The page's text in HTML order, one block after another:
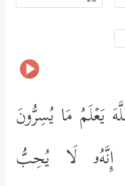
یَعۡلَمُ مَا یُسِرُّونَ
إِنَّهُۥ لَا یُحِبُّ